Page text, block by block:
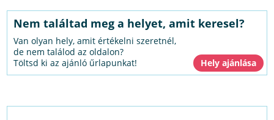
Nem találtad meg a helyet, amit keresel?
Van olyan hely, amit értékelni szeretnél,
de nem találod az oldalon?
Töltsd ki az ajánló űrlapunkat!